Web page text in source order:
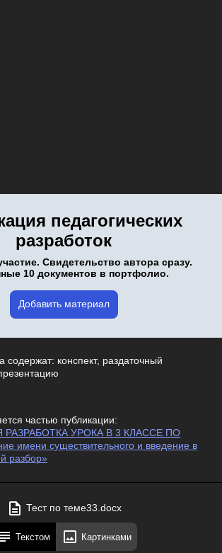
педагогических
разработок
Свидетельство автора сразу.
10 документов в портфолио.
Добавить материал
содержат: конспект, раздаточный
частью публикации:
РАЗРАБОТКА УРОКА В 3 КЛАССЕ ПО
имени существительного и введение в
разбор»
Тест по теме33.docx
Текстом Картинками